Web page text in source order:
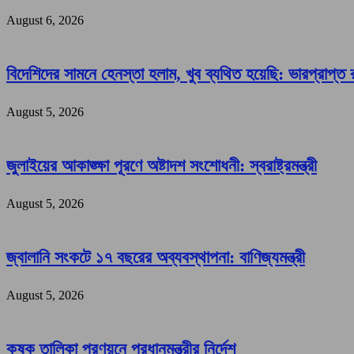
August 6, 2026
বিদেশিদের সামনে হেনস্তা হলাম, খুব ব্যথিত হয়েছি: ভারপ্রাপ্ত
August 5, 2026
জুলাইয়ের আকাঙ্ক্ষা পূরণে অষ্টাদশ সংশোধনী: স্বরাষ্ট্রমন্ত্রী
August 5, 2026
জ্বালানি সংকটে ১৭ বছরের অব্যবস্থাপনা: বাণিজ্যমন্ত্রী
August 5, 2026
কৃষক তালিকা প্রণয়নে প্রধানমন্ত্রীর নির্দেশ